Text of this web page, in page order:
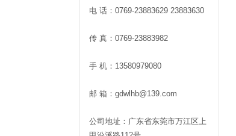
电 话：0769-23883629 23883630
传 真：0769-23883982
手 机：13580979080
邮 箱：gdwlhb@139.com
公司地址：广东省东莞市万江区上